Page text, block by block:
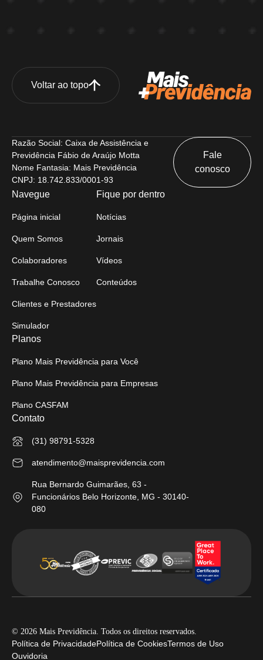
Voltar ao topo
Razão Social: Caixa de Assistência e
Previdência Fábio de Araújo Motta
Nome Fantasia: Mais Previdência
CNPJ: 18.742.833/0001-93
Fale
conosco
Navegue
Página inicial
Quem Somos
Colaboradores
Trabalhe Conosco
Clientes e Prestadores
Simulador
Fique por dentro
Notícias
Jornais
Vídeos
Conteúdos
Planos
Plano Mais Previdência para Você
Plano Mais Previdência para Empresas
Plano CASFAM
Contato
(31) 98791-5328
atendimento@maisprevidencia.com
Rua Bernardo Guimarães, 63 -
Funcionários Belo Horizonte, MG - 30140-
080
© 2026 Mais Previdência. Todos os direitos reservados.
Política de PrivacidadePolítica de CookiesTermos de Uso
Ouvidoria